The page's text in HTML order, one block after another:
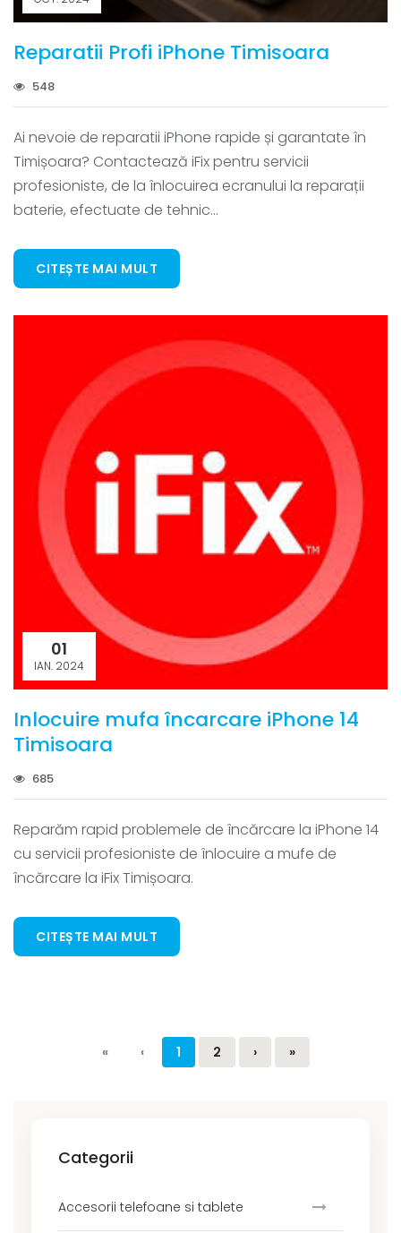
Reparatii Profi iPhone Timisoara
548
Ai nevoie de reparatii iPhone rapide și garantate în
Timișoara? Contactează iFix pentru servicii
profesioniste, de la înlocuirea ecranului la reparații
baterie, efectuate de tehnic...
CITEȘTE MAI MULT
01
IAN. 2024
Inlocuire mufa încarcare iPhone 14
Timisoara
685
Reparăm rapid problemele de încărcare la iPhone 14
cu servicii profesioniste de înlocuire a mufe de
încărcare la iFix Timișoara.
CITEȘTE MAI MULT
« ‹ 1 2 › »
Categorii
Accesorii telefoane si tablete